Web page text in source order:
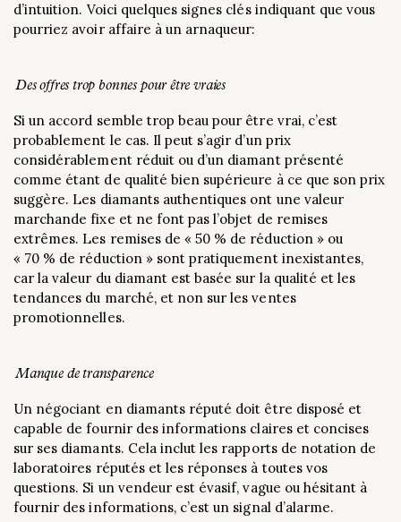
d’intuition. Voici quelques signes clés indiquant que vous
pourriez avoir affaire à un arnaqueur:
Des offres trop bonnes pour être vraies
Si un accord semble trop beau pour être vrai, c’est
probablement le cas. Il peut s’agir d’un prix
considérablement réduit ou d’un diamant présenté
comme étant de qualité bien supérieure à ce que son prix
suggère. Les diamants authentiques ont une valeur
marchande fixe et ne font pas l’objet de remises
extrêmes. Les remises de « 50 % de réduction » ou
« 70 % de réduction » sont pratiquement inexistantes,
car la valeur du diamant est basée sur la qualité et les
tendances du marché, et non sur les ventes
promotionnelles.
Manque de transparence
Un négociant en diamants réputé doit être disposé et
capable de fournir des informations claires et concises
sur ses diamants. Cela inclut les rapports de notation de
laboratoires réputés et les réponses à toutes vos
questions. Si un vendeur est évasif, vague ou hésitant à
fournir des informations, c’est un signal d’alarme.